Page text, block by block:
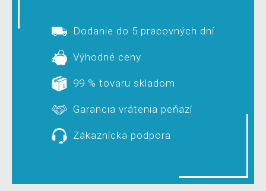
Dodanie do 5 pracovných dní
Výhodné ceny
99 % tovaru skladom
Garancia vrátenia peňazí
Zákaznícka podpora